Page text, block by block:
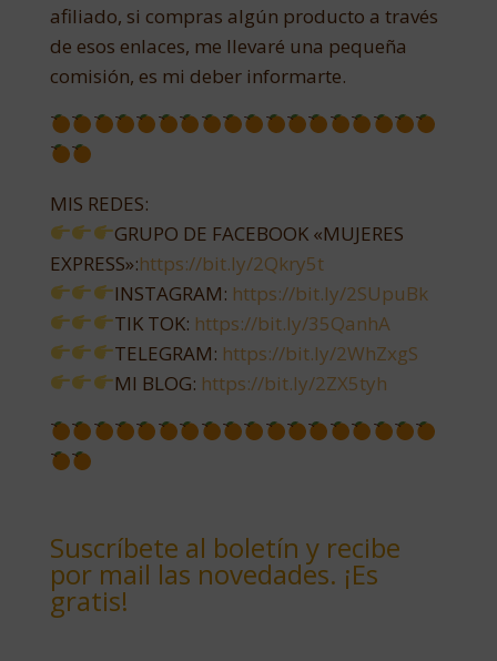
afiliado, si compras algún producto a través
de esos enlaces, me llevaré una pequeña
comisión, es mi deber informarte.
MIS REDES:
GRUPO DE FACEBOOK «MUJERES
EXPRESS»:https://bit.ly/2Qkry5t
INSTAGRAM: https://bit.ly/2SUpuBk
TIK TOK: https://bit.ly/35QanhA
TELEGRAM: https://bit.ly/2WhZxgS
MI BLOG: https://bit.ly/2ZX5tyh
Suscríbete al boletín y recibe
por mail las novedades. ¡Es
gratis!